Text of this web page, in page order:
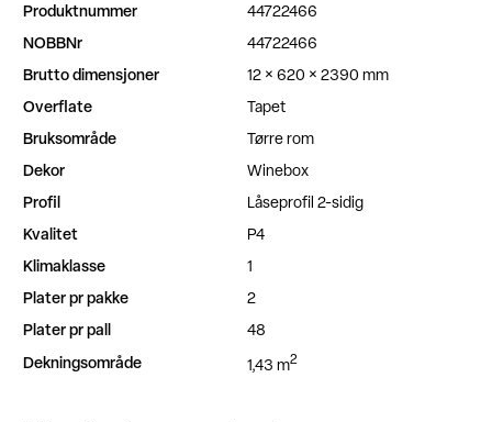
Produktnummer
44722466
NOBBNr
44722466
Brutto dimensjoner
12 × 620 × 2390 mm
Overflate
Tapet
Bruksområde
Tørre rom
Dekor
Winebox
Profil
Låseprofil 2-sidig
Kvalitet
P4
Klimaklasse
1
Plater pr pakke
2
Plater pr pall
48
Dekningsområde
1,43 m2